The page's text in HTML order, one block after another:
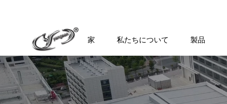
家 私たちについて 製品